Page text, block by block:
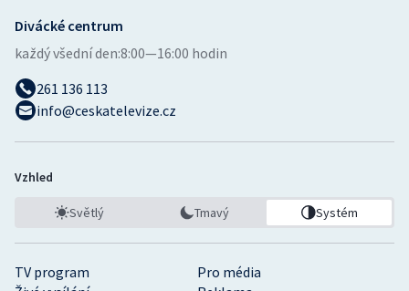
TV program
Pro média
Divácké centrum
každý všední den:8:00—16:00 hodin
261 136 113
info@ceskatelevize.cz
Vzhled
Světlý Tmavý Systém